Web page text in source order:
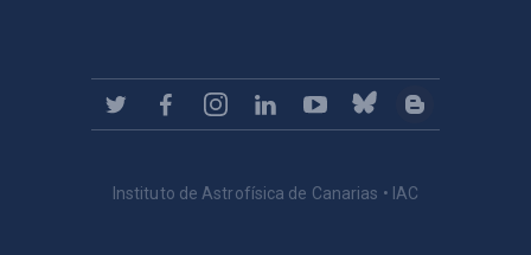
Instituto de Astrofísica de Canarias • IAC